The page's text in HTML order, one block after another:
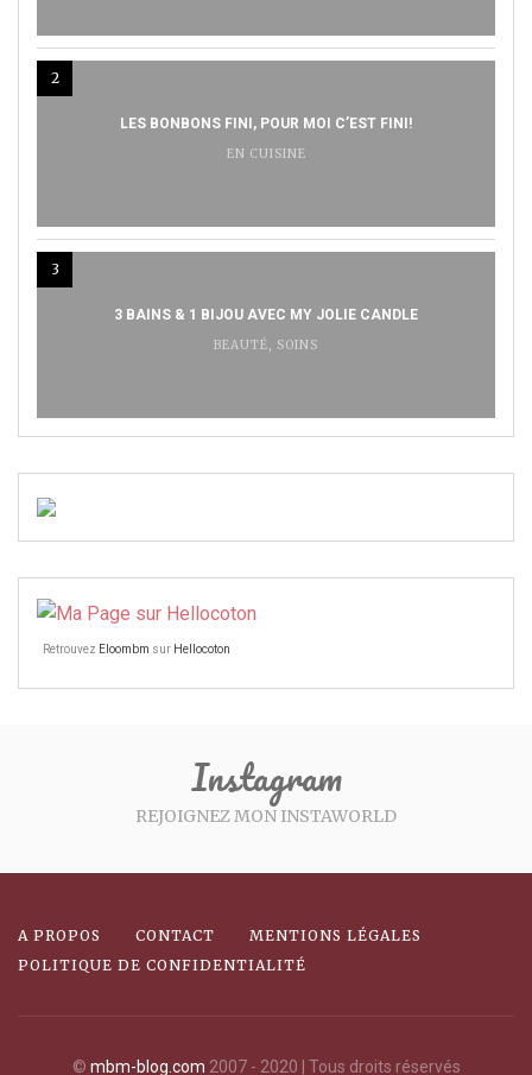
2
LES BONBONS FINI, POUR MOI C’EST FINI!
EN CUISINE
3
3 BAINS & 1 BIJOU AVEC MY JOLIE CANDLE
BEAUTÉ SOINS
Retrouvez Eloombm sur Hellocoton
Instagram
REJOIGNEZ MON INSTAWORLD
A PROPOS CONTACT
MENTIONS LÉGALES
POLITIQUE DE CONFIDENTIALITÉ
© mbm-blog.com 2007 - 2020 | Tous droits réservés